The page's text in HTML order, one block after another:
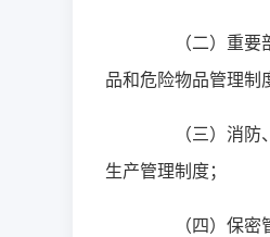
（二）重要
品和危险物品管理制
（三）消防
生产管理制度；
（四）保密管